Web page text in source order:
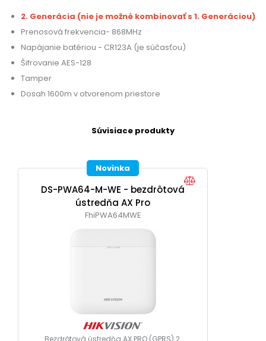
2. Generácia (nie je možné kombinovať s 1. Generáciou)
Prenosová frekvencia- 868MHz
Napájanie batériou - CR123A (je súčasťou)
Šifrovanie AES-128
Tamper
Dosah 1600m v otvorenom priestore
Súvisiace produkty
Novinka
DS-PWA64-M-WE - bezdrôtová
ústredňa AX Pro
FhiPWA64MWE
Bezdrôtová ústredňa AX PRO (GPRS) 2.